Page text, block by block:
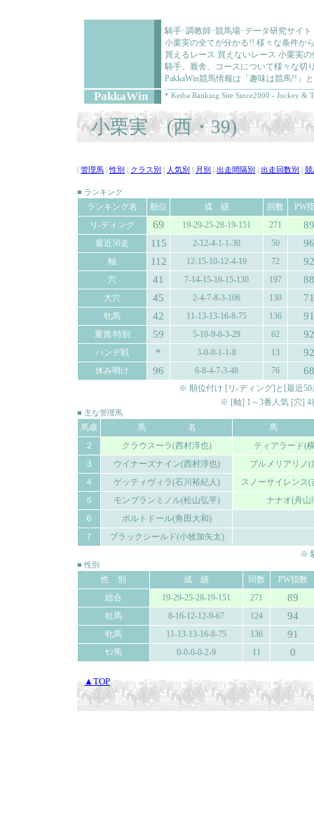
騎手･調教師･競馬場･データ研究サイ
小栗実の全てが分かる!! 様々な条件か
買えるレース 買えないレース 小栗実
騎手、厩舎、コースについて様々な切
PakkaWin競馬情報は「趣味は競馬!!」
PakkaWin * Keiba Ranking Site Since2000 - Jockey &
小栗実 (西・39)
管理馬 |性別 クラス別 人気別 月別 出走間隔別 出走回数別 競
■ ランキング
ランキング名 順位 成 績 回数
PW
リ-ディング
69 19-29-25-28-19-151 271 89
最近50走 115 2-12-4-1-1-30 50 96
軸 112 12-15-10-12-4-19 72 92
穴 41 7-14-15-16-15-130 197 88
大穴 45 2-4-7-8-3-106 130 71
牝馬 42 11-13-13-16-8-75 136 91
重賞/特別 59 5-10-9-6-3-29 62 92
ハンデ戦 * 3-0-0-1-1-8 13 92
休み明け 96 6-8-4-7-3-48 76 68
※ 順位付け [リ-ディング]と[最近
※ [軸] 1～3番人気 [穴] 4
■ 主な管理馬
馬歳 馬 名
馬
２
クラウスーラ(西村淳也)
ティアラード(
３
ウイナーズナイン(西村淳也)
プルメリアリノ(
４
ゲッティヴィラ(石川裕紀人)
スノーサイレンス(
５
モンブランミノル(松山弘平)
ナナオ(舟山
６
ポルトドール(角田大和)
７
ブラックシールド(小牧加矢太)
※
■ 性別
性 別 成 績 回数
PW指数
総合
19-29-25-28-19-151 271 89
牡馬 8-16-12-12-9-67 124 94
牝馬 11-13-13-16-8-75 136 91
ｾﾝ馬 0-0-0-0-2-9 11 0
▲TOP